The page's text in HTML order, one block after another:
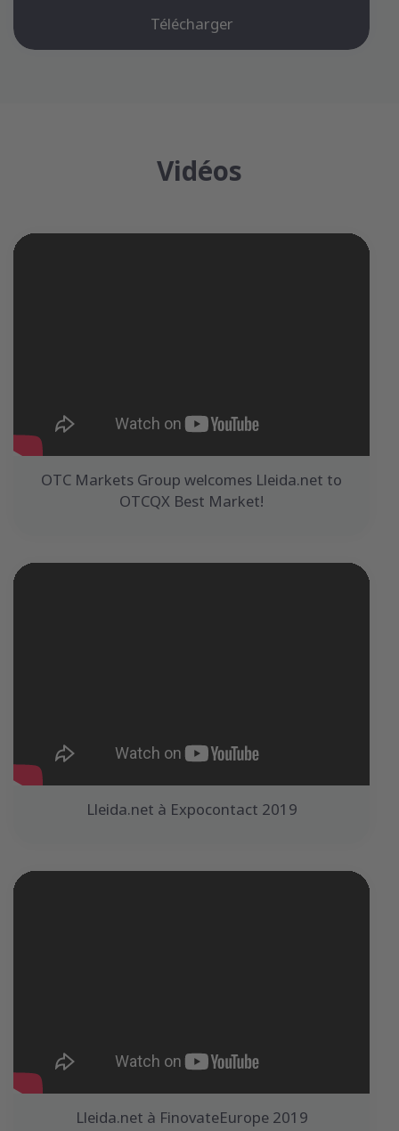
Télécharger
Vidéos
OTC Markets Group welcomes Lleida.net to
OTCQX Best Market!
Lleida.net à Expocontact 2019
Lleida.net à FinovateEurope 2019